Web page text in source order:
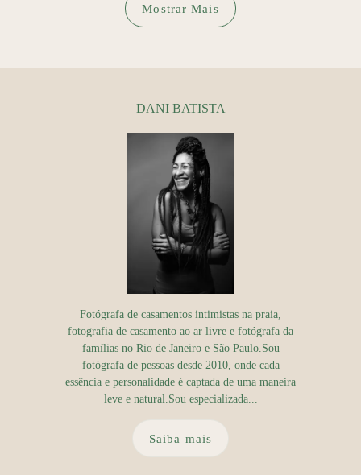
Mostrar Mais
DANI BATISTA
Fotógrafa de casamentos intimistas na praia,
fotografia de casamento ao ar livre e fotógrafa da
famílias no Rio de Janeiro e São Paulo.Sou
fotógrafa de pessoas desde 2010, onde cada
essência e personalidade é captada de uma maneira
leve e natural.Sou especializada...
Saiba mais